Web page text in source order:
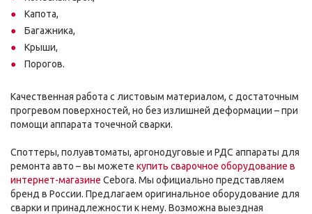
Капота,
Багажника,
Крыши,
Порогов.
Качественная работа с листовым материалом, с достаточным
прогревом поверхностей, но без излишней деформации – при
помощи аппарата точечной сварки.
Споттеры, полуавтоматы, аргонодуговые и РДС аппараты для
ремонта авто – вы можете купить сварочное оборудование в
интернет-магазине Cebora. Мы официально представляем
бренд в России. Предлагаем оригинальное оборудование для
сварки и принадлежности к нему. Возможна выездная